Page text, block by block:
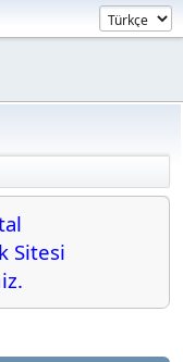
Sitesi